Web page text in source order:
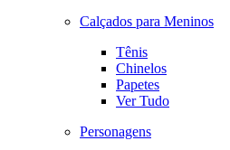
Calçados para Meninos
Tênis
Chinelos
Papetes
Ver Tudo
Personagens